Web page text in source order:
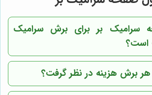
سرامیک بر برای برش سرامیک
است؟
هر برش هزینه در نظر گرفت؟